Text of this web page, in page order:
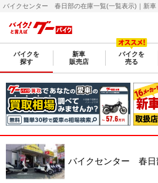
バイクを
探す
新車
販売店
バイクを
売る
バイクセンター 春日